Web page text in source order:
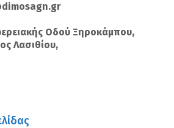
Οδού Ξηροκάμπου,
Λασιθίου,